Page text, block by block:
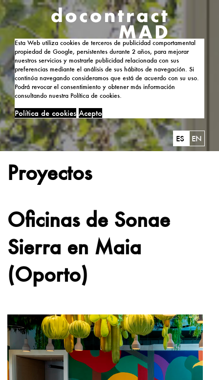
Esta Web utiliza cookies de terceros de publicidad comportamental
propiedad de Google, persistentes durante 2 años, para mejorar
nuestros servicios y mostrarle publicidad relacionada con sus
preferencias mediante el análisis de sus hábitos de navegación. Si
continúa navegando consideramos que está de acuerdo con su uso.
Podrá revocar el consentimiento y obtener más información
consultando nuestra Política de cookies.
Política de cookies Acepto
ES EN
Proyectos
Oficinas de Sonae
Sierra en Maia
(Oporto)